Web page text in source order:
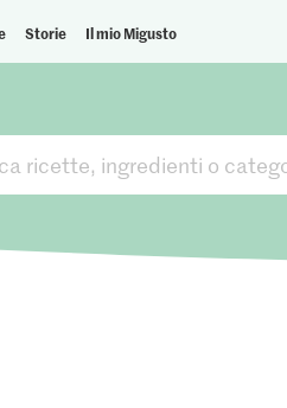
Storie Il mio Migusto